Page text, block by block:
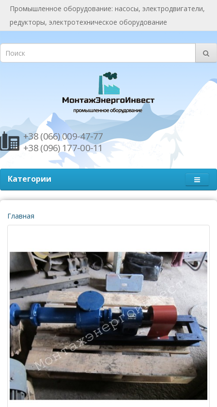
Промышленное оборудование: насосы, электродвигатели,
редукторы, электротехническое оборудование
+38 (066) 009-47-77
+38 (096) 177-00-11
Категории
Главная